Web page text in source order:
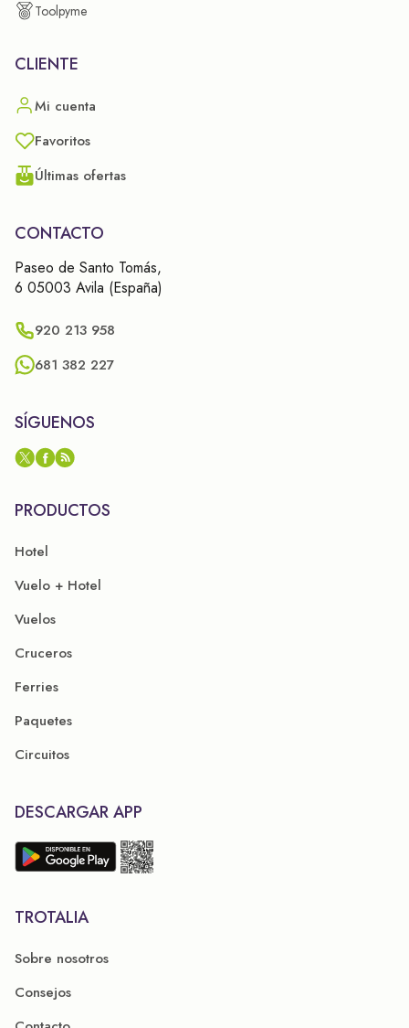
Toolpyme
CLIENTE
Mi cuenta
Favoritos
Últimas ofertas
CONTACTO
Paseo de Santo Tomás,
6 05003 Avila (España)
920 213 958
681 382 227
SÍGUENOS
PRODUCTOS
Hotel
Vuelo + Hotel
Vuelos
Cruceros
Ferries
Paquetes
Circuitos
DESCARGAR APP
TROTALIA
Sobre nosotros
Consejos